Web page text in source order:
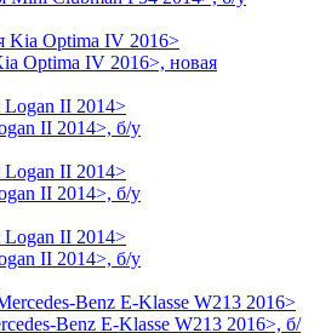
Optima IV 2016>, новая
II 2014>, б/у
II 2014>, б/у
II 2014>, б/у
Benz E-Klasse W213 2016>, б/